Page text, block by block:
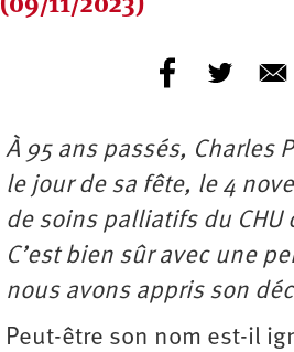
À 95 ans passés, Charles
le jour de sa fête, le 4
de soins palliatifs du CHU
C’est bien sûr avec une
nous avons appris son
Peut-être son nom est-il